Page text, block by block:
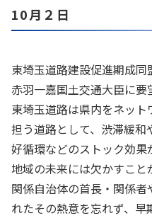
10月２日
東埼玉道路建設促進期成同
赤羽一嘉国土交通大臣に要
東埼玉道路は県内をネッ
担う道路として、渋滞緩
好循環などのストック効
地域の未来には欠かすこと
関係自治体の首長・関係
れたその熱意を忘れず、